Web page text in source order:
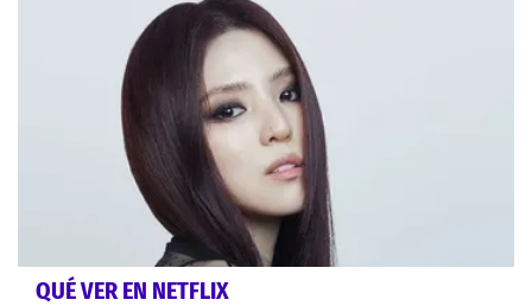
QUÉ VER EN NETFLIX